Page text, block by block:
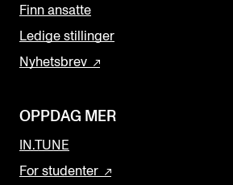
Finn ansatte
Ledige stillinger
Nyhetsbrev
OPPDAG MER
IN.TUNE
For studenter